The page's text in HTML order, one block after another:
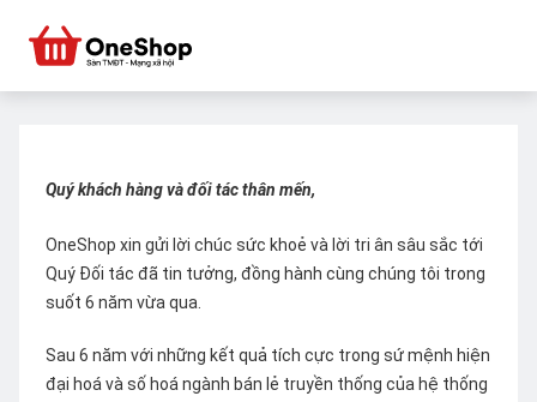
Quý khách hàng và đối tác thân mến,
OneShop xin gửi lời chúc sức khoẻ và lời tri ân sâu sắc tới
Quý Đối tác đã tin tưởng, đồng hành cùng chúng tôi trong
suốt 6 năm vừa qua.
Sau 6 năm với những kết quả tích cực trong sứ mệnh hiện
đại hoá và số hoá ngành bán lẻ truyền thống của hệ thống